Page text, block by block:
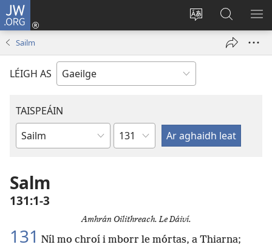
JW.ORG
Athraigh
láithreáin
Logáil
Isteach
window)
ar
JW.ORG
Sailm
LÉIGH AS
TAISPEÁIN
Leabhar
Chapter
Salm
131:1-3
Amhrán Oilithreach. Le Dáiví.
131 Níl mo chroí i mborr le mórtas, a Thiarna;